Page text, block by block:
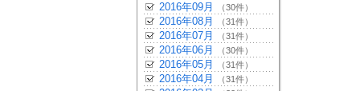
2016年09月 （30件）
2016年08月 （31件）
2016年07月 （31件）
2016年06月 （30件）
2016年05月 （31件）
2016年04月 （31件）